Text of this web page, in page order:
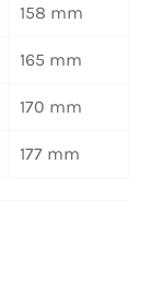
158 mm
165 mm
170 mm
177 mm